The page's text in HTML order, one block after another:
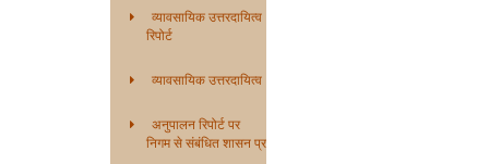
व्यावसायिक उत्तरदायित्व
रिपोर्ट
व्यावसायिक उत्तरदायित्व
अनुपालन रिपोर्ट पर
निगम से संबंधित शासन प्रणाली